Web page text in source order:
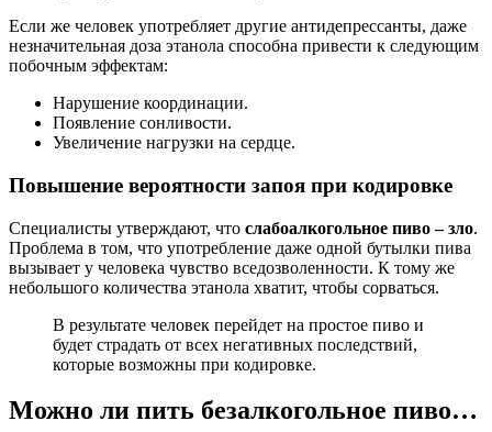
Если же человек употребляет другие антидепрессанты, даже
незначительная доза этанола способна привести к следующим
побочным эффектам:
Нарушение координации.
Появление сонливости.
Увеличение нагрузки на сердце.
Повышение вероятности запоя при кодировке
Специалисты утверждают, что слабоалкогольное пиво – зло.
Проблема в том, что употребление даже одной бутылки пива
вызывает у человека чувство вседозволенности. К тому же
небольшого количества этанола хватит, чтобы сорваться.
В результате человек перейдет на простое пиво и
будет страдать от всех негативных последствий,
которые возможны при кодировке.
Можно ли пить безалкогольное пиво…